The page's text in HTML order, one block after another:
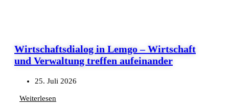
Wirtschaftsdialog in Lemgo – Wirtschaft
und Verwaltung treffen aufeinander
25. Juli 2026
Weiterlesen